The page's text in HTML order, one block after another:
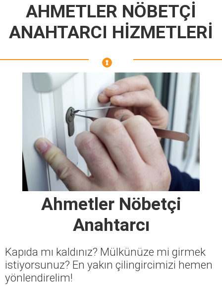
AHMETLER NÖBETÇİ
ANAHTARCI HİZMETLERİ
Ahmetler Nöbetçi
Anahtarcı
Kapıda mı kaldınız? Mülkünüze mi girmek
istiyorsunuz? En yakın çilingircimizi hemen
yönlendirelim!